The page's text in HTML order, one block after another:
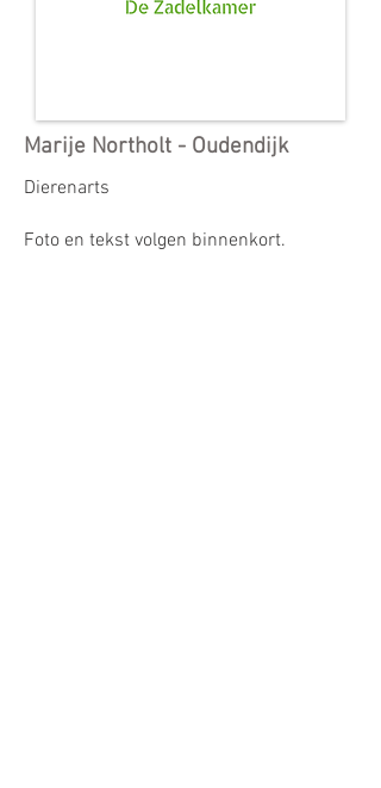
Marije Northolt - Oudendijk
Dierenarts
Foto en tekst volgen binnenkort.